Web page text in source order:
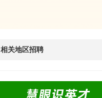
相关地区招聘